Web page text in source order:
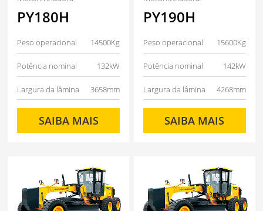
PY180H
Peso operacional 14500Kg
Potência nominal 132kW
Largura da lâmina 3658mm
SAIBA MAIS
PY190H
Peso operacional 15600Kg
Potência nominal 142kW
Largura da lâmina 4268mm
SAIBA MAIS